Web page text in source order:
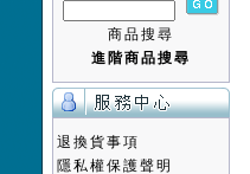
商品搜尋
進階商品搜尋
退換貨事項
隱私權保護聲明